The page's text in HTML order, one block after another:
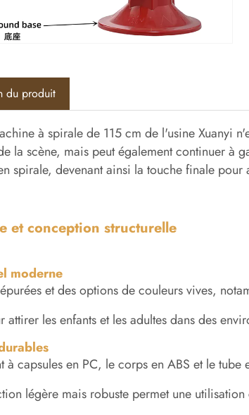
du produit
à spirale de 115 cm de l'usine Xuanyi
la scène, mais peut également continuer à
spirale, devenant ainsi la touche finale pour
et conception structurelle
moderne
et des options de couleurs vives,
attirer les enfants et les adultes dans des
à capsules en PC, le corps en ABS et le
légère mais robuste permet une